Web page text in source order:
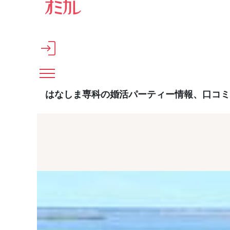
メインコンテンツへスキップ
はなしま専科の婚活パーティー情報、口コ